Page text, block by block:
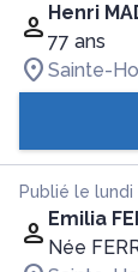
Henri
77 ans
Sainte-
Publié le
Emilia
Née